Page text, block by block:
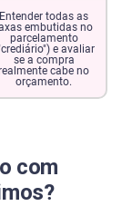
Entender todas as
embutidas no
parcelamento
e avaliar
se a compra
cabe no
orçamento.
com